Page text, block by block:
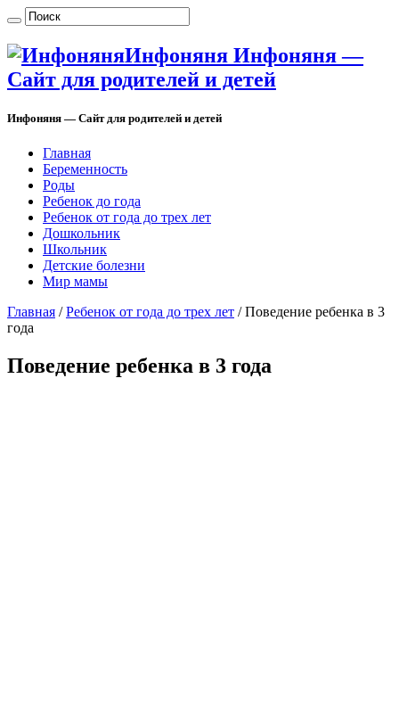
Инфоняня Инфоняня —
Сайт для родителей и детей
Инфоняня — Сайт для родителей и детей
Главная
Беременность
Роды
Ребенок до года
Ребенок от года до трех лет
Дошкольник
Школьник
Детские болезни
Мир мамы
Главная / Ребенок от года до трех лет / Поведение ребенка в 3
года
Поведение ребенка в 3 года